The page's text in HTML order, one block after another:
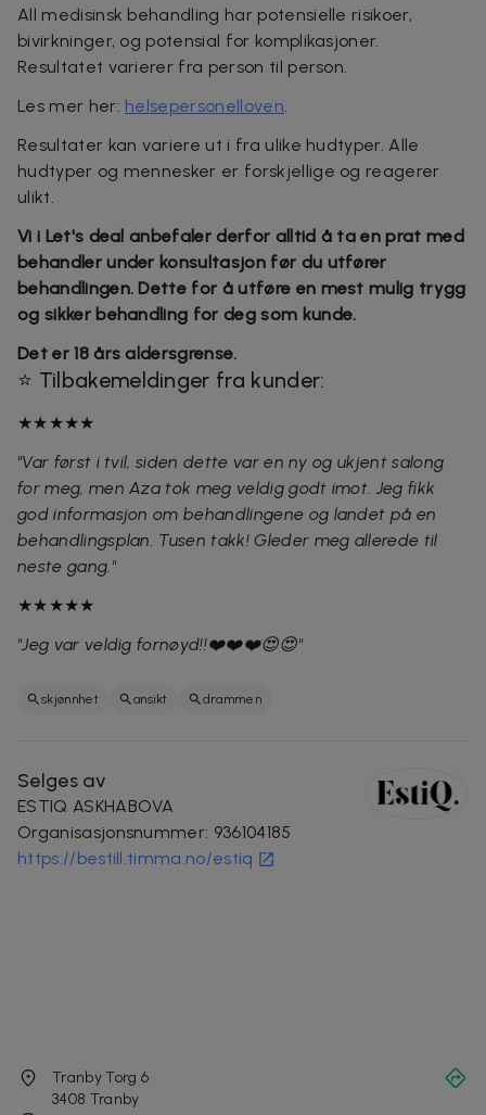
All medisinsk behandling har potensielle risikoer,
bivirkninger, og potensial for komplikasjoner.
Resultatet varierer fra person til person.
Les mer her: helsepersonelloven.
Resultater kan variere ut i fra ulike hudtyper. Alle
hudtyper og mennesker er forskjellige og reagerer
ulikt.
Vi i Let's deal anbefaler derfor alltid å ta en prat med
behandler under konsultasjon før du utfører
behandlingen. Dette for å utføre en mest mulig trygg
og sikker behandling for deg som kunde.
Det er 18 års aldersgrense.
⭐ Tilbakemeldinger fra kunder:
★★★★★
"Var først i tvil, siden dette var en ny og ukjent salong
for meg, men Aza tok meg veldig godt imot. Jeg fikk
god informasjon om behandlingene og landet på en
behandlingsplan. Tusen takk! Gleder meg allerede til
neste gang."
★★★★★
"Jeg var veldig fornøyd!!❤️❤️❤️😍😍"
skjønnhet ansikt drammen
Selges av
ESTIQ ASKHABOVA
Organisasjonsnummer: 936104185
https://bestill.timma.no/estiq
Tranby Torg 6
3408 Tranby